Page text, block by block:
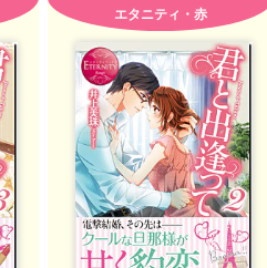
エタニティ・赤